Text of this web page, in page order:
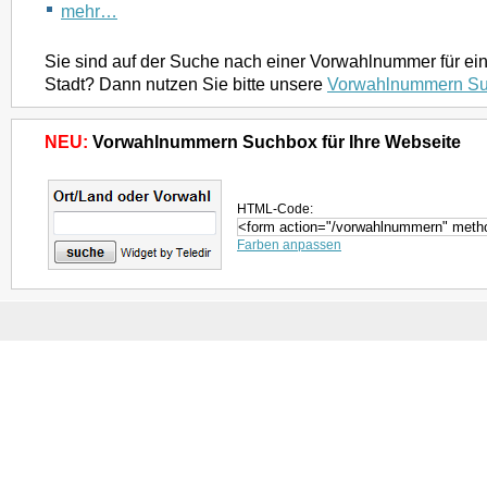
mehr…
Sie sind auf der Suche nach einer Vorwahlnummer für
Stadt? Dann nutzen Sie bitte unsere Vorwahlnummern
NEU: Vorwahlnummern Suchbox für Ihre Webseite
HTML-Code:
Farben anpassen